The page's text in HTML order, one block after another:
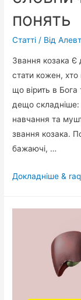
понять
Статті / Від
Звання козака Є
стати кожен,
що вірить в Бога
дещо складніше:
навчання та
звання козака.
бажаючі, …
Козаки:
Докладніше &